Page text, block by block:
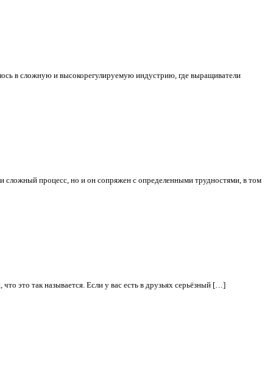
в сложную и высокорегулируемую индустрию, где выращиватели
сложный процесс, но и он сопряжен с определенными трудностями, в том
это так называется. Если у вас есть в друзьях серьёзный […]